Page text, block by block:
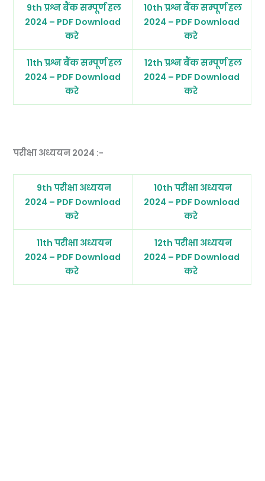
9th प्रश्न बैंक सम्पूर्ण हल
2024 – PDF Download
करे
10th प्रश्न बैंक सम्पूर्ण हल
2024 – PDF Download
करे
11th प्रश्न बैंक सम्पूर्ण हल
2024 – PDF Download
करे
12th प्रश्न बैंक सम्पूर्ण हल
2024 – PDF Download
करे
परीक्षा अध्ययन 2024 :-
9th परीक्षा अध्ययन
2024 – PDF Download
करे
10th परीक्षा अध्ययन
2024 – PDF Download
करे
11th परीक्षा अध्ययन
2024 – PDF Download
करे
12th परीक्षा अध्ययन
2024 – PDF Download
करे